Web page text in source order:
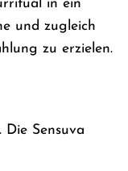
in ein
und zugleich
zu erzielen.
Sensuva